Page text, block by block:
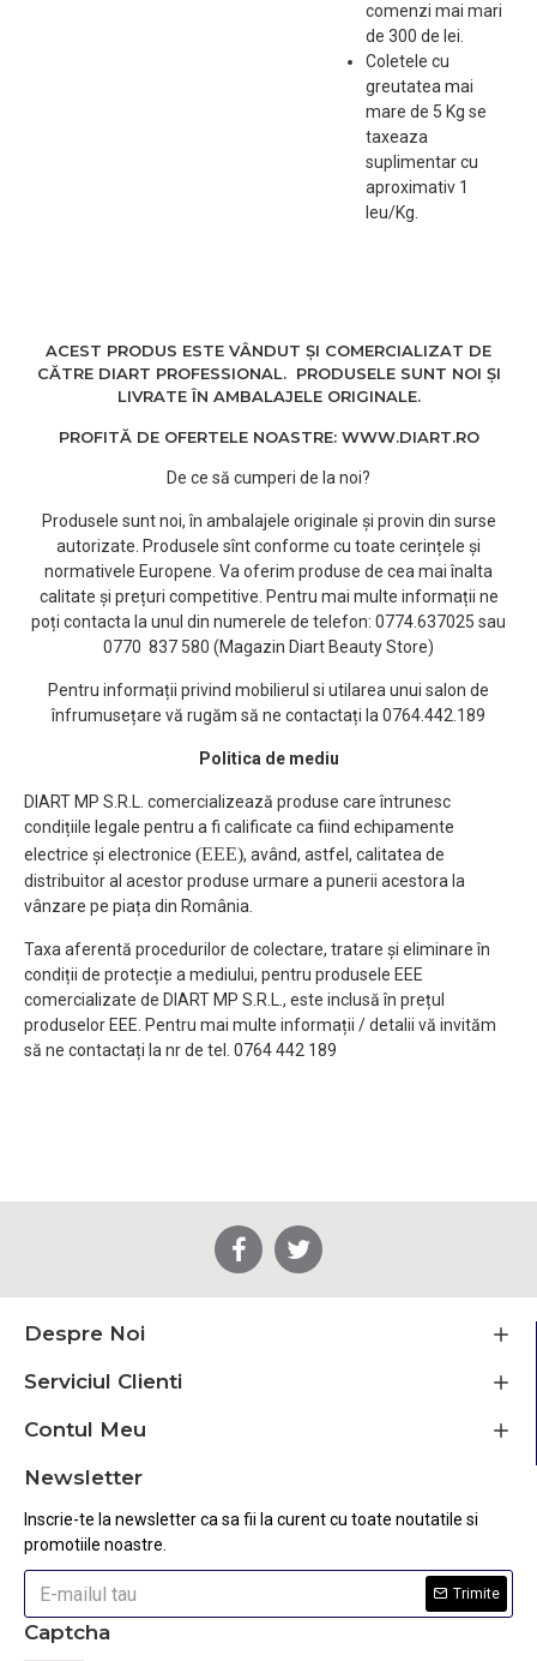
comenzi mai mari
de 300 de lei.
Coletele cu
greutatea mai
mare de 5 Kg se
taxeaza
suplimentar cu
aproximativ 1
leu/Kg.
ACEST PRODUS ESTE VÂNDUT ȘI COMERCIALIZAT DE
CĂTRE DIART PROFESSIONAL. PRODUSELE SUNT NOI ȘI
LIVRATE ÎN AMBALAJELE ORIGINALE.
PROFITĂ DE OFERTELE NOASTRE: WWW.DIART.RO
De ce să cumperi de la noi?
Produsele sunt noi, în ambalajele originale și provin din surse
autorizate. Produsele sînt conforme cu toate cerințele și
normativele Europene. Va oferim produse de cea mai înalta
calitate și prețuri competitive. Pentru mai multe informații ne
poți contacta la unul din numerele de telefon: 0774.637025 sau
0770 837 580 (Magazin Diart Beauty Store)
Pentru informații privind mobilierul si utilarea unui salon de
înfrumusețare vă rugăm să ne contactați la 0764.442.189
Politica de mediu
DIART MP S.R.L. comercializează produse care întrunesc
condițiile legale pentru a fi calificate ca fiind echipamente
electrice și electronice (EEE), având, astfel, calitatea de
distribuitor al acestor produse urmare a punerii acestora la
vânzare pe piața din România.
Taxa aferentă procedurilor de colectare, tratare și eliminare în
condiții de protecție a mediului, pentru produsele EEE
comercializate de DIART MP S.R.L., este inclusă în prețul
produselor EEE. Pentru mai multe informații / detalii vă invităm
să ne contactați la nr de tel. 0764 442 189
Despre Noi
Serviciul Clienti
Contul Meu
Newsletter
Inscrie-te la newsletter ca sa fii la curent cu toate noutatile si
promotiile noastre.
Trimite
Captcha